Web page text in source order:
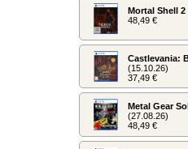
Mortal Shell 2
48,49 €
Castlevania:
(15.10.26)
37,49 €
Metal Gear
(27.08.26)
48,49 €